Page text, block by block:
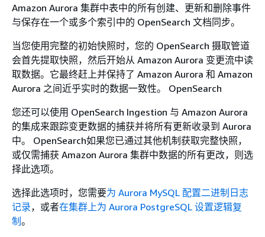
Amazon Aurora 集群中表中的所有创建、更新和删除事件
与保存在一个或多个索引中的 OpenSearch 文档同步。
当您使用完整的初始快照时，您的 OpenSearch 摄取管道
会首先提取快照，然后开始从 Amazon Aurora 变更流中读
取数据。它最终赶上并保持了 Amazon Aurora 和 Amazon
Aurora 之间近乎实时的数据一致性。 OpenSearch
您还可以使用 OpenSearch Ingestion 与 Amazon Aurora
的集成来跟踪变更数据的捕获并将所有更新收录到 Aurora
中。 OpenSearch如果您已通过其他机制获取完整快照，
或仅需捕获 Amazon Aurora 集群中数据的所有更改，则选
择此选项。
选择此选项时，您需要为 Aurora MySQL 配置二进制日志
记录，或者在集群上为 Aurora PostgreSQL 设置逻辑复
制 。